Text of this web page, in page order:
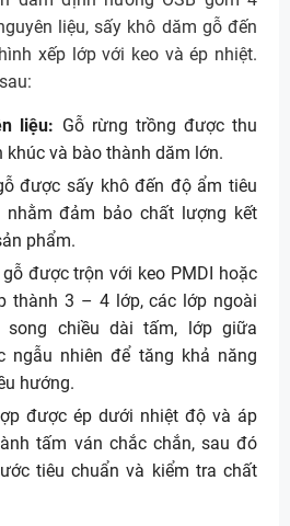
liệu, sấy khô dăm gỗ đến
xếp lớp với keo và ép nhiệt.
liệu: Gỗ rừng trồng được thu
khúc và bào thành dăm lớn.
được sấy khô đến độ ẩm tiêu
nhằm đảm bảo chất lượng kết
phẩm.
gỗ được trộn với keo PMDI hoặc
thành 3 – 4 lớp, các lớp ngoài
song chiều dài tấm, lớp giữa
ngẫu nhiên để tăng khả năng
hướng.
được ép dưới nhiệt độ và áp
tấm ván chắc chắn, sau đó
tiêu chuẩn và kiểm tra chất